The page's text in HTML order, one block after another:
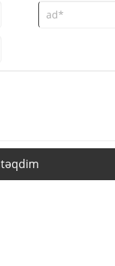
təqdim